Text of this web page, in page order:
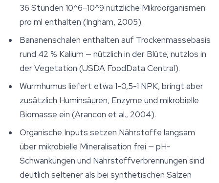
36 Stunden 10^6–10^9 nützliche Mikroorganismen
pro ml enthalten (Ingham, 2005).
Bananenschalen enthalten auf Trockenmassebasis
rund 42 % Kalium — nützlich in der Blüte, nutzlos in
der Vegetation (USDA FoodData Central).
Wurmhumus liefert etwa 1-0,5-1 NPK, bringt aber
zusätzlich Huminsäuren, Enzyme und mikrobielle
Biomasse ein (Arancon et al., 2004).
Organische Inputs setzen Nährstoffe langsam
über mikrobielle Mineralisation frei — pH-
Schwankungen und Nährstoffverbrennungen sind
deutlich seltener als bei synthetischen Salzen